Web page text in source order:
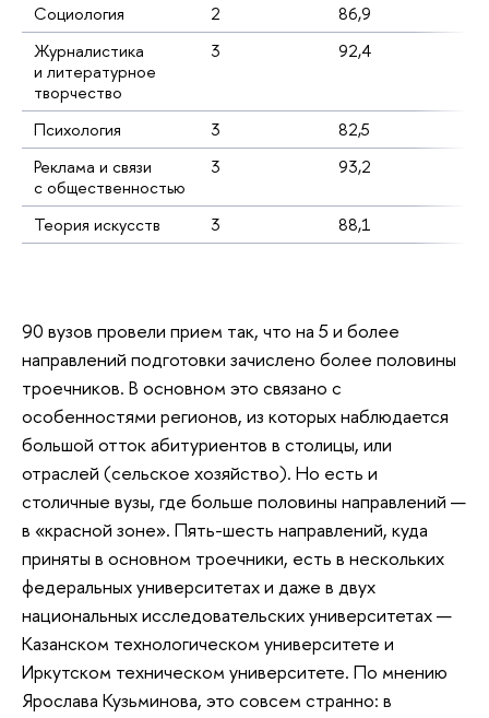
Социология
2 86,9
Журналистика
и литературное
творчество
3 92,4
Психология 3 82,5
Реклама и связи
с общественностью
3 93,2
Теория искусств 3 88,1
90 вузов провели прием так, что на 5 и более
направлений подготовки зачислено более половины
троечников. В основном это связано с
особенностями регионов, из которых наблюдается
большой отток абитуриентов в столицы, или
отраслей (сельское хозяйство). Но есть и
столичные вузы, где больше половины направлений —
в «красной зоне». Пять-шесть направлений, куда
приняты в основном троечники, есть в нескольких
федеральных университетах и даже в двух
национальных исследовательских университетах —
Казанском технологическом университете и
Иркутском техническом университете. По мнению
Ярослава Кузьминова, это совсем странно: в